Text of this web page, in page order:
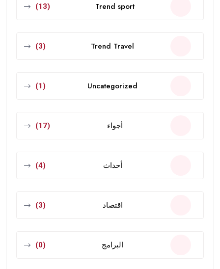
Trend sport
(13)
Trend Travel
(3)
Uncategorized
(1)
أجواء (17)
أحداث (4)
اقتصاد (3)
البرامج (0)